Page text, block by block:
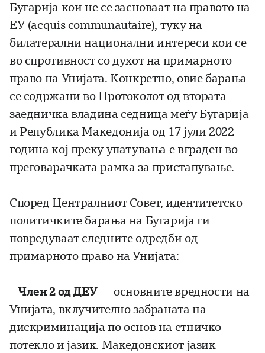
Бугарија кои не се засноваат на правото на
ЕУ (acquis communautaire), туку на
билатерални национални интереси кои се
во спротивност со духот на примарното
право на Унијата. Конкретно, овие барања
се содржани во Протоколот од втората
заедничка владина седница меѓу Бугарија
и Република Македонија од 17 јули 2022
година кој преку упатувања е вграден во
преговарачката рамка за пристапување.
Според Централниот Совет, идентитетско-
политичките барања на Бугарија ги
повредуваат следните одредби од
примарното право на Унијата:
–Член 2 од ДЕУ— основните вредности на
Унијата, вклучително забраната на
дискриминација по основ на етничко
потекло и јазик. Македонскиот јазик